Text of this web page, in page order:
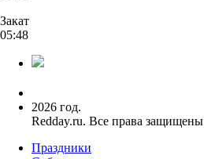
Закат
05:48
2026 год.
Redday.ru. Все права защищены
Праздники